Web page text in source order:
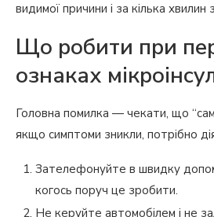
видимої причини і за кілька
Що робити при
ознаках
Головна помилка — чекати, що
якщо симптоми зникли, потрібно
Зателефонуйте в швидку
когось поруч це зробити.
Не керуйте автомобілем і не